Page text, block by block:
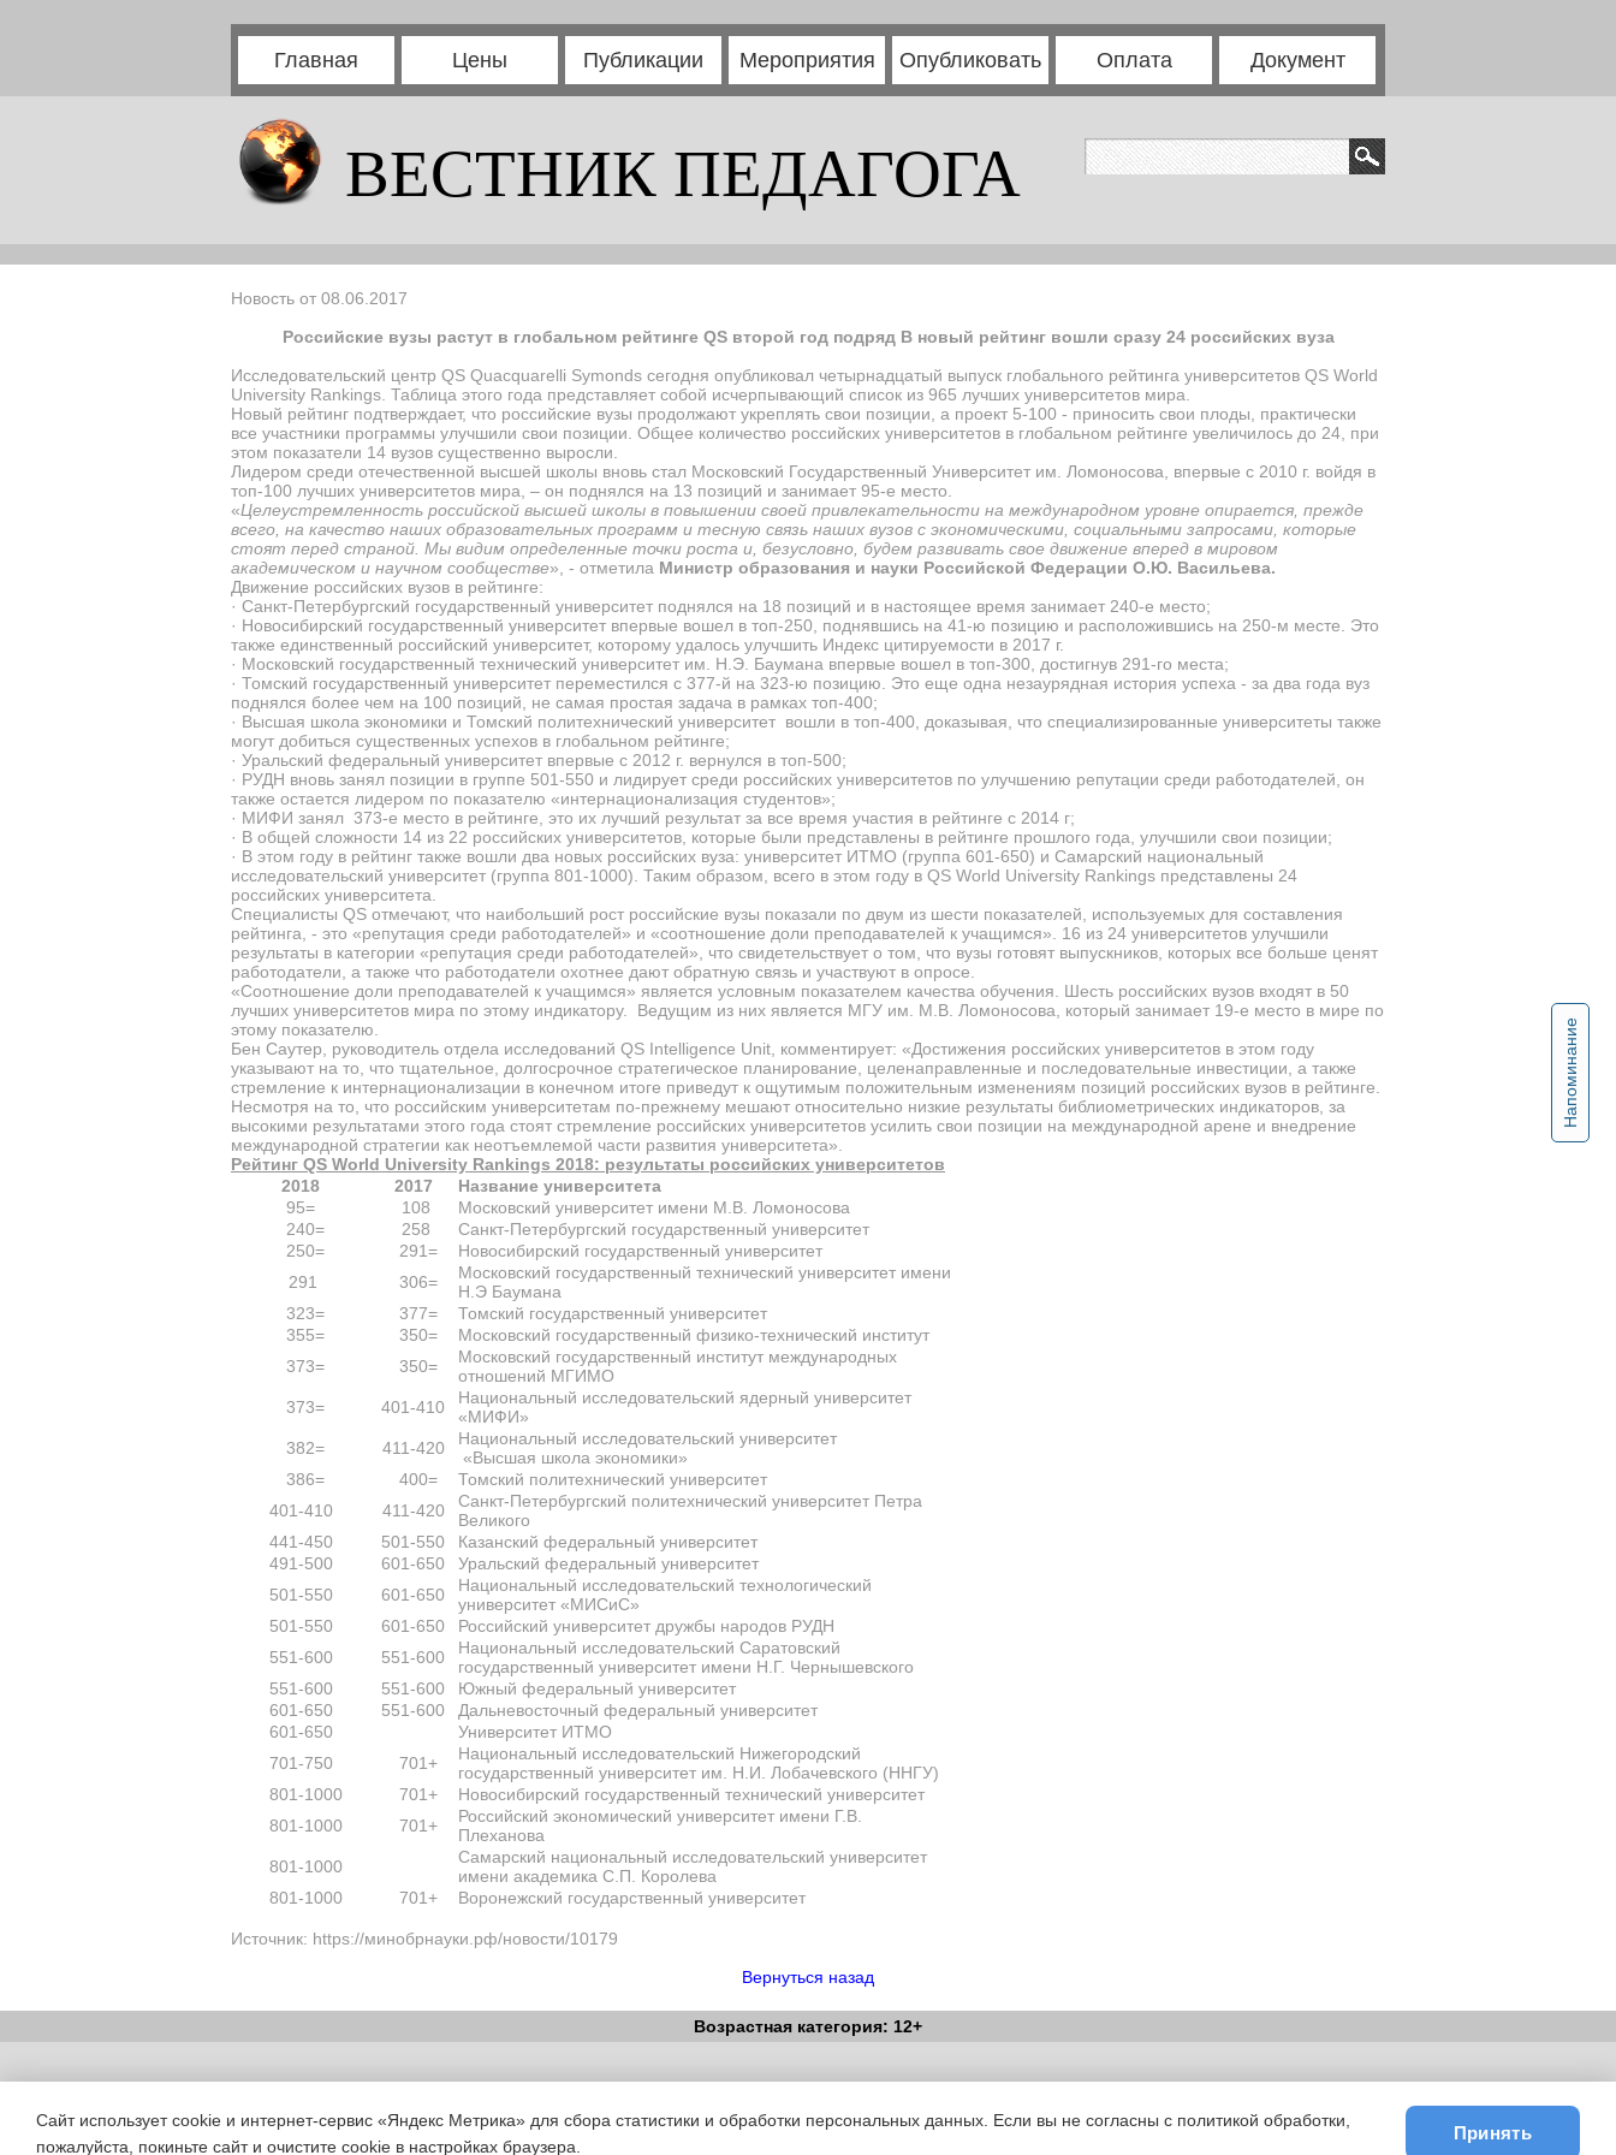
Главная Цены Публикации Мероприятия Опубликовать Оплата Документ
ВЕСТНИК ПЕДАГОГА
Напоминание
Новость от 08.06.2017
Российские вузы растут в глобальном рейтинге QS второй год подряд В новый рейтинг вошли сразу 24 российских вуза
Исследовательский центр QS Quacquarelli Symonds сегодня опубликовал четырнадцатый выпуск глобального рейтинга университетов QS World
University Rankings . Таблица этого года представляет собой исчерпывающий список из 965 лучших университетов мира.
Новый рейтинг подтверждает, что российские вузы продолжают укреплять свои позиции, а проект 5-100 - приносить свои плоды, практически
все участники программы улучшили свои позиции. Общее количество российских университетов в глобальном рейтинге увеличилось до 24, при
этом показатели 14 вузов существенно выросли.
Лидером среди отечественной высшей школы вновь стал Московский Государственный Университет им. Ломоносова, впервые с 2010 г. войдя в
топ-100 лучших университетов мира, – он поднялся на 13 позиций и занимает 95-е место.
«Целеустремленность российской высшей школы в повышении своей привлекательности на международном уровне опирается, прежде
всего, на качество наших образовательных программ и тесную связь наших вузов с экономическими, социальными запросами, которые
стоят перед страной. Мы видим определенные точки роста и, безусловно, будем развивать свое движение вперед в мировом
академическом и научном сообществе», - отметила Министр образования и науки Российской Федерации О.Ю. Васильева.
Движение российских вузов в рейтинге:
· Санкт-Петербургский государственный университет поднялся на 18 позиций и в настоящее время занимает 240-е место;
· Новосибирский государственный университет впервые вошел в топ-250, поднявшись на 41-ю позицию и расположившись на 250-м месте. Это
также единственный российский университет, которому удалось улучшить Индекс цитируемости в 2017 г.
· Московский государственный технический университет им. Н.Э. Баумана впервые вошел в топ-300, достигнув 291-го места;
· Томский государственный университет переместился с 377-й на 323-ю позицию. Это еще одна незаурядная история успеха - за два года вуз
поднялся более чем на 100 позиций, не самая простая задача в рамках топ-400;
· Высшая школа экономики и Томский политехнический университет вошли в топ-400, доказывая, что специализированные университеты также
могут добиться существенных успехов в глобальном рейтинге;
· Уральский федеральный университет впервые с 2012 г. вернулся в топ-500;
· РУДН вновь занял позиции в группе 501-550 и лидирует среди российских университетов по улучшению репутации среди работодателей, он
также остается лидером по показателю «интернационализация студентов»;
· МИФИ занял 373-е место в рейтинге, это их лучший результат за все время участия в рейтинге c 2014 г;
· В общей сложности 14 из 22 российских университетов, которые были представлены в рейтинге прошлого года, улучшили свои позиции;
· В этом году в рейтинг также вошли два новых российских вуза: университет ИТМО (группа 601-650) и Самарский национальный
исследовательский университет (группа 801-1000). Таким образом, всего в этом году в QS World University Rankings представлены 24
российских университета.
Специалисты QS отмечают, что наибольший рост российские вузы показали по двум из шести показателей, используемых для составления
рейтинга, - это «репутация среди работодателей» и «соотношение доли преподавателей к учащимся». 16 из 24 университетов улучшили
результаты в категории «репутация среди работодателей», что свидетельствует о том, что вузы готовят выпускников, которых все больше ценят
работодатели, а также что работодатели охотнее дают обратную связь и участвуют в опросе.
«Соотношение доли преподавателей к учащимся» является условным показателем качества обучения. Шесть российских вузов входят в 50
лучших университетов мира по этому индикатору. Ведущим из них является МГУ им. М.В. Ломоносова, который занимает 19-е место в мире по
этому показателю.
Бен Саутер, руководитель отдела исследований QS Intelligence Unit , комментирует: «Достижения российских университетов в этом году
указывают на то, что тщательное, долгосрочное стратегическое планирование, целенаправленные и последовательные инвестиции, а также
стремление к интернационализации в конечном итоге приведут к ощутимым положительным изменениям позиций российских вузов в рейтинге.
Несмотря на то, что российским университетам по-прежнему мешают относительно низкие результаты библиометрических индикаторов, за
высокими результатами этого года стоят стремление российских университетов усилить свои позиции на международной арене и внедрение
международной стратегии как неотъемлемой части развития университета».
Рейтинг QS World University Rankings 2018: результаты российских университетов
2018
2017
Название университета
95=
108
Московский университет имени М.В. Ломоносова
240=
258
Санкт-Петербургский государственный университет
250=
291=
Новосибирский государственный университет
291
306=
Московский государственный технический университет имени
Н.Э Баумана
323=
377=
Томский государственный университет
355=
350=
Московский государственный физико-технический институт
373=
350=
Московский государственный институт международных
отношений МГИМО
373=
401-410
Национальный исследовательский ядерный университет
«МИФИ»
382=
411-420
Национальный исследовательский университет
«Высшая школа экономики»
386=
400=
Томский политехнический университет
401-410
411-420
Санкт-Петербургский политехнический университет Петра
Великого
441-450
501-550
Казанский федеральный университет
491-500
601-650
Уральский федеральный университет
501-550
601-650
Национальный исследовательский технологический
университет «МИСиС»
501-550
601-650
Российский университет дружбы народов РУДН
551-600
551-600
Национальный исследовательский Саратовский
государственный университет имени Н.Г. Чернышевского
551-600
551-600
Южный федеральный университет
601-650
551-600
Дальневосточный федеральный университет
601-650
Университет ИТМО
701-750
701+
Национальный исследовательский Нижегородский
государственный университет им. Н.И. Лобачевского (ННГУ)
801-1000
701+
Новосибирский государственный технический университет
801-1000
701+
Российский экономический университет имени Г.В.
Плеханова
801-1000
Самарский национальный исследовательский университет
имени академика С.П. Королева
801-1000
701+ Воронежский государственный университет
Источник: https://минобрнауки.рф/новости/10179
Вернуться назад
Возрастная категория: 12+
Copyright (c) |Вестник Педагога|Об издании|Условия|Политика конфиденциальности|E-mail
Сайт использует cookie и интернет-сервис «Яндекс Метрика» для сбора статистики и обработки персональных данных. Если вы не согласны с политикой обработки,
пожалуйста, покиньте сайт и очистите cookie в настройках браузера.
Принять